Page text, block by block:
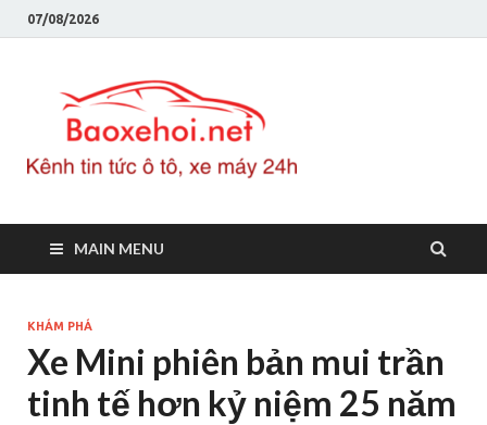
07/08/2026
MAIN MENU
KHÁM PHÁ
Xe Mini phiên bản mui trần
tinh tế hơn kỷ niệm 25 năm